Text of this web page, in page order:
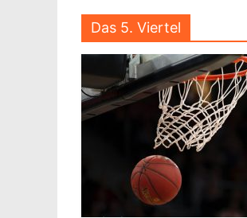
Das 5. Viertel